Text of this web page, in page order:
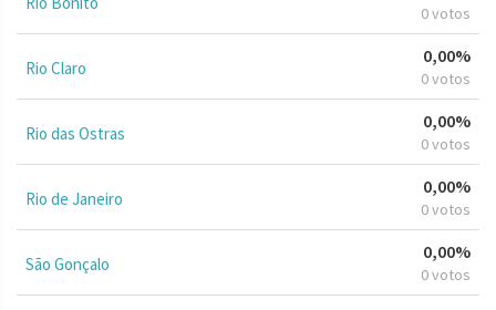
0 votos
Rio Claro
0,00%
0 votos
Rio das Ostras
0,00%
0 votos
Rio de Janeiro
0,00%
0 votos
São Gonçalo
0,00%
0 votos